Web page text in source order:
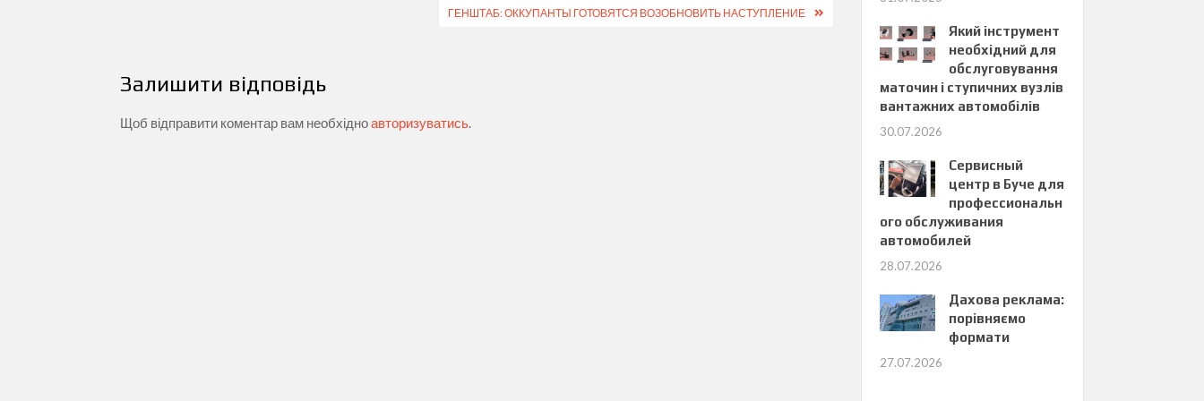
ГЕНШТАБ: ОККУПАНТЫ ГОТОВЯТСЯ ВОЗОБНОВИТЬ НАСТУПЛЕНИЕ
Залишити відповідь
Щоб відправити коментар вам необхідноавторизуватись.
Який інструмент
необхідний для
обслуговування
маточин і ступичних вузлів
вантажних автомобілів
30.07.2026
Сервисный
центр в Буче для
профессиональн
ого обслуживания
автомобилей
28.07.2026
Дахова реклама:
порівняємо
формати
27.07.2026